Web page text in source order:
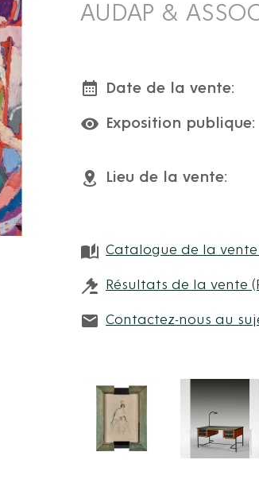
AUDAP &
Date de la vente:
Exposition publique:
Lieu de la vente:
Catalogue de la vente
Résultats de la vente
Contactez-nous au